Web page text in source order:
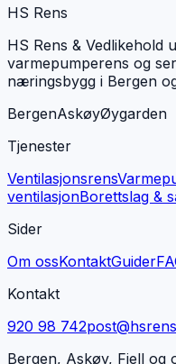
HS Rens
HS Rens & Vedlikehold
varmepumperens og
næringsbygg i Bergen
BergenAskøyØygarden
Tjenester
Ventilasjonsrens
ventilasjonBorettslag &
Sider
Om ossKontaktGuider
Kontakt
920 98 742
Bergen, Askøy, Fjell og